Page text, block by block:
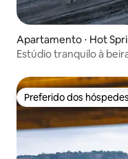
Apartamento ⋅ Hot
Estúdio tranquilo à
Preferido dos hóspedes
Preferido dos hóspedes